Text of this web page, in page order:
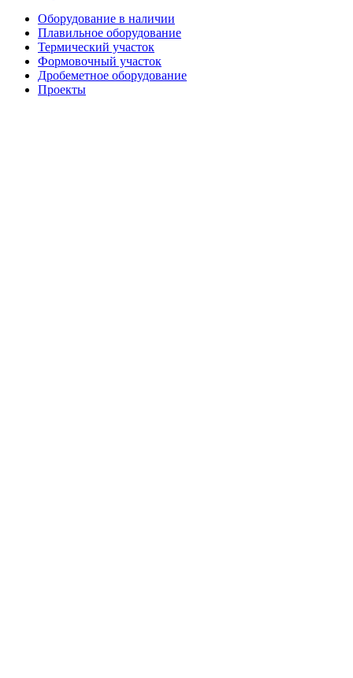
Оборудование в наличии
Плавильное оборудование
Термический участок
Формовочный участок
Дробеметное оборудование
Проекты